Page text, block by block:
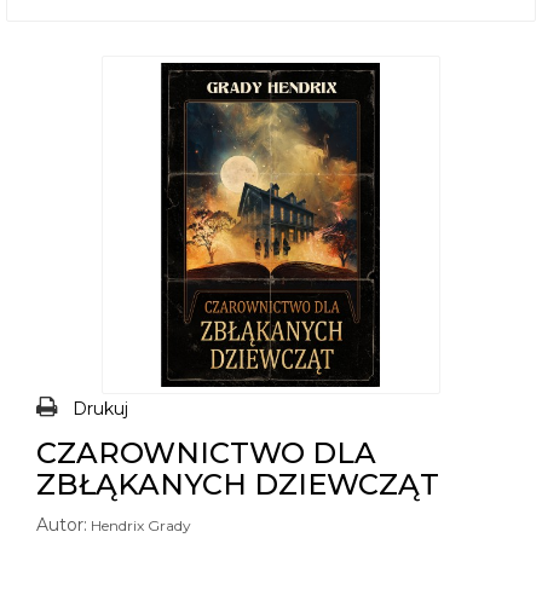
Drukuj
CZAROWNICTWO DLA
ZBŁĄKANYCH DZIEWCZĄT
Autor: Hendrix Grady